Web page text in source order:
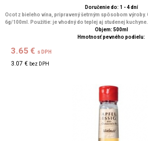
Doručenie do: 1 - 4 dní
Ocot z bieleho vína, pripravený šetrným spôsobom
6g/100ml. Použitie: je vhodný do teplej aj studenej kuchyne.
Objem: 500ml
Hmotnosť pevného podielu:
3.65 € s DPH
3.07 € bez DPH